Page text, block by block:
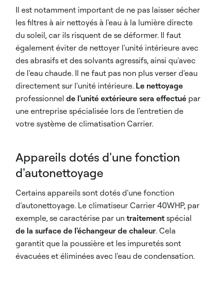
Il est notamment important de ne pas laisser sécher
les filtres à air nettoyés à l'eau à la lumière directe
du soleil, car ils risquent de se déformer. Il faut
également éviter de nettoyer l'unité intérieure avec
des abrasifs et des solvants agressifs, ainsi qu'avec
de l'eau chaude. Il ne faut pas non plus verser d'eau
directement sur l'unité intérieure. Le nettoyage
professionnel de l'unité extérieure sera effectué par
une entreprise spécialisée lors de l'entretien de
votre système de climatisation Carrier.
Appareils dotés d'une fonction
d'autonettoyage
Certains appareils sont dotés d'une fonction
d'autonettoyage. Le climatiseur Carrier 40WHP, par
exemple, se caractérise par un traitement spécial
de la surface de l'échangeur de chaleur. Cela
garantit que la poussière et les impuretés sont
évacuées et éliminées avec l'eau de condensation.